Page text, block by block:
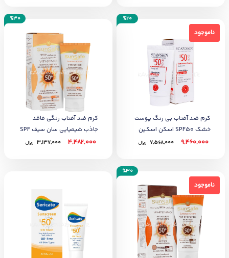
ناموجود
%20
ناموجود
کرم ضد آفتاب بی رنگ پوست
خشک SPF50 اسکن اسکین
40 میل
9,460,000
7,568,000 ﷼
%30
کرم ضد آفتاب رنگی فاقد
جاذب شیمیایی سان سیف SPF
50 بژطبیعی
4,482,000
3,137,000 ﷼
ناموجود
%30
ناموجود